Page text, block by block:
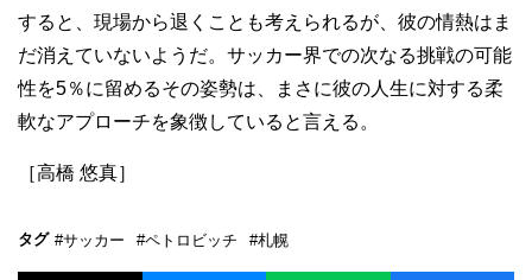
すると、現場から退くことも考えられるが、彼の情熱はま
だ消えていないようだ。サッカー界での次なる挑戦の可能
性を5％に留めるその姿勢は、まさに彼の人生に対する柔
軟なアプローチを象徴していると言える。
［高橋 悠真］
タグ #サッカー #ペトロビッチ #札幌